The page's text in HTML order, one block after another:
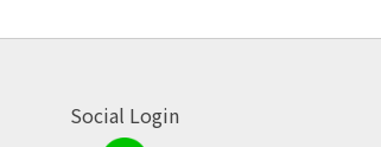
Social Login